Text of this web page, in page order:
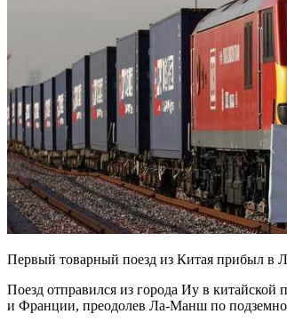
Первый товарный поезд из Китая прибыл в
Поезд отправился из города Иу в
и Франции, преодолев Ла-Манш по